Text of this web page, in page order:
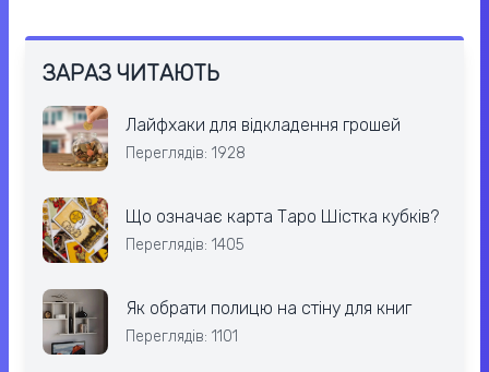
ЗАРАЗ ЧИТАЮТЬ
Лайфхаки для відкладення грошей
Переглядів: 1928
Що означає карта Таро Шістка кубків?
Переглядів: 1405
Як обрати полицю на стіну для книг
Переглядів: 1101